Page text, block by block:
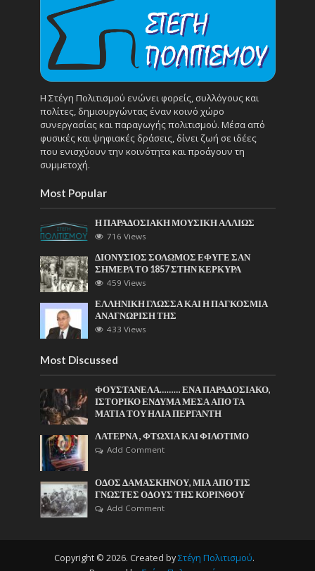
Η Στέγη Πολιτισμού ενώνει φορείς, συλλόγους και
πολίτες, δημιουργώντας έναν κοινό χώρο
συνεργασίας και παραγωγής πολιτισμού. Μέσα από
φυσικές και ψηφιακές δράσεις, δίνει ζωή σε ιδέες
που ενισχύουν την κοινότητα και προάγουν τη
συμμετοχή.
Most Popular
Η ΠΑΡΑΔΟΣΙΑΚΗ ΜΟΥΣΙΚΗ ΑΛΛΙΩΣ
716 Views
ΔΙΟΝΥΣΙΟΣ ΣΟΛΩΜΟΣ ΕΦΥΓΕ ΣΑΝ
ΣΗΜΕΡΑ ΤΟ 1857 ΣΤΗΝ ΚΕΡΚΥΡΑ
459 Views
ΕΛΛΗΝΙΚΗ ΓΛΩΣΣΑ ΚΑΙ Η ΠΑΓΚΟΣΜΙΑ
ΑΝΑΓΝΩΡΙΣΗ ΤΗΣ
433 Views
Most Discussed
ΦΟΥΣΤΑΝΕΛΑ……… ΕΝΑ ΠΑΡΑΔΟΣΙΑΚΟ,
ΙΣΤΟΡΙΚΟ ΕΝΔΥΜΑ ΜΕΣΑ ΑΠΟ ΤΑ
ΜΑΤΙΑ ΤΟΥ ΗΛΙΑ ΠΕΡΓΑΝΤΗ
ΛΑΤΕΡΝΑ , ΦΤΩΧΙΑ ΚΑΙ ΦΙΛΟΤΙΜΟ
Add Comment
ΟΔΟΣ ΔΑΜΑΣΚΗΝΟΥ, ΜΙΑ ΑΠΟ ΤΙΣ
ΓΝΩΣΤΕΣ ΟΔΟΥΣ ΤΗΣ ΚΟΡΙΝΘΟΥ
Add Comment
Copyright © 2026. Created byΣτέγη Πολιτισμού.